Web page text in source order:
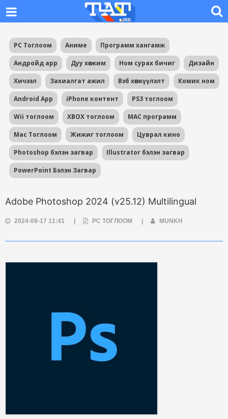
PC Тоглоом Аниме Программ хангамж
Андройд app Дуу хөгжим Ном сурах бичиг Дизайн
Хичээл Захиалгат ажил Вэб хөгжүүлэлт Комик ном
Android App iPhone контент PS3 тоглоом
Wii тоглоом XBOX тоглоом MAC программ
Mac Тоглоом Жижиг тоглоом Цуврал кино
Photoshop бэлэн загвар Illustrator бэлэн загвар
PowerPoint Бэлэн Загвар
Adobe Photoshop 2024 (v25.12) Multilingual
2024-09-17 11:41 PC ТОГЛООМ MUNKH